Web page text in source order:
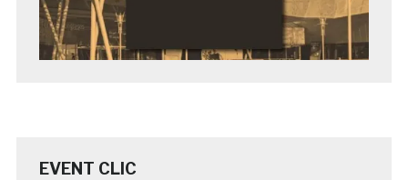
EVENT CLIC